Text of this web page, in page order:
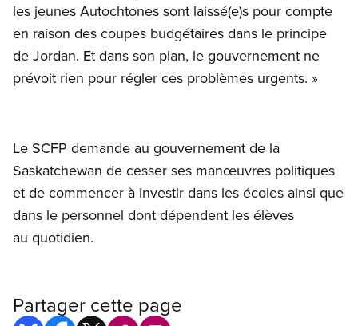
les jeunes Autochtones sont laissé(e)s pour compte
en raison des coupes budgétaires dans le principe
de Jordan. Et dans son plan, le gouvernement ne
prévoit rien pour régler ces problèmes urgents. »
Le SCFP demande au gouvernement de la
Saskatchewan de cesser ses manœuvres politiques
et de commencer à investir dans les écoles ainsi que
dans le personnel dont dépendent les élèves
au quotidien.
Partager cette page